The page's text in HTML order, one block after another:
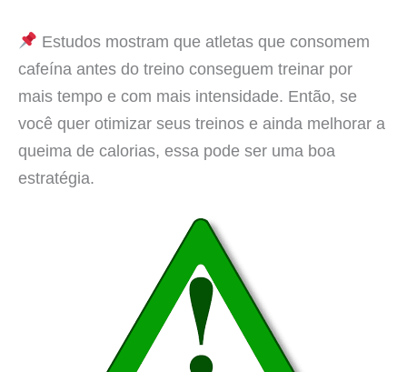
Estudos mostram que atletas que consomem
cafeína antes do treino conseguem treinar por
mais tempo e com mais intensidade. Então, se
você quer otimizar seus treinos e ainda melhorar a
queima de calorias, essa pode ser uma boa
estratégia.